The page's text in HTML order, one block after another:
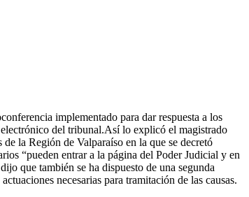
implementado para dar respuesta a los
del tribunal.Así lo explicó el magistrado
la Región de Valparaíso en la que se decretó
“pueden entrar a la página del Poder Judicial y en
que también se ha dispuesto de una segunda
necesarias para tramitación de las causas.